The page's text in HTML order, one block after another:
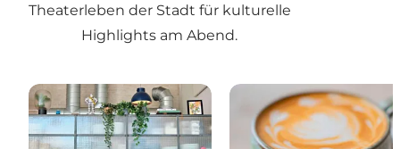
Theaterleben der Stadt für kulturelle
Highlights am Abend.